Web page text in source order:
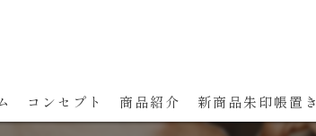
コンセプト 商品紹介 新商品朱印帳置